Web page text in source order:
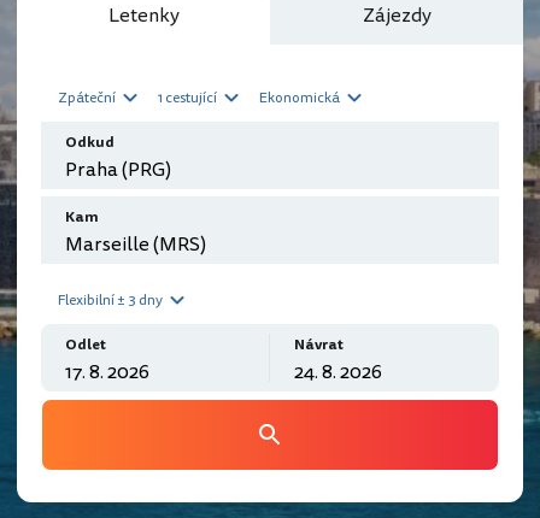
Letenky Zájezdy
Zpáteční 1 cestující Ekonomická
Odkud
Kam
Flexibilní ± 3 dny
Odlet Návrat